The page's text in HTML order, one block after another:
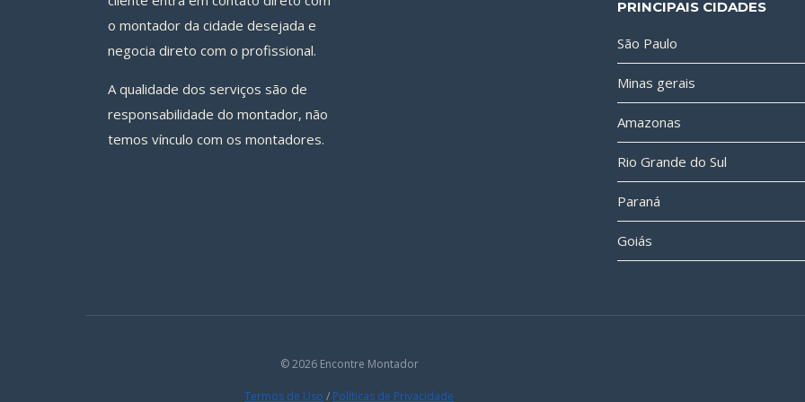
o montador da cidade desejada e
negocia direto com o profissional.
A qualidade dos serviços são de
responsabilidade do montador, não
temos vínculo com os montadores.
PRINCIPAIS CIDADES
São Paulo
Minas gerais
Amazonas
Rio Grande do Sul
Paraná
Goiás
© 2026 Encontre Montador
Termos de Uso / Políticas de Privacidade